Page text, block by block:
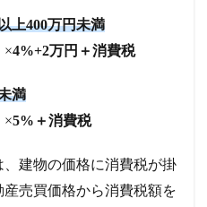
上400万円未満
×4%+2万円＋消費税
満
×5%＋消費税
建物の価格に消費税が掛
売買価格から消費税額を